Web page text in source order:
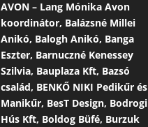
AVON – Lang Mónika Avon
koordinátor, Balázsné Millei
Anikó, Balogh Anikó, Banga
Eszter, Barnuczné Kenessey
Szilvia, Bauplaza Kft, Bazsó
család, BENKŐ NIKI Pedikűr és
Manikűr, BesT Design, Bodrogi
Hús Kft, Boldog Büfé, Burzuk